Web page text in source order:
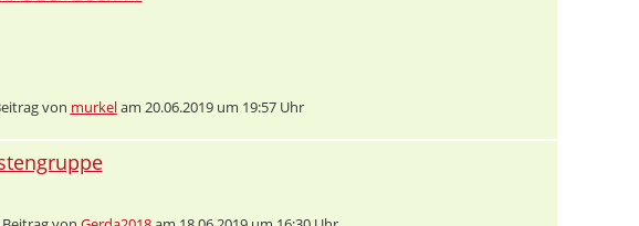
von murkelam 20.06.2019 um 19:57 Uhr